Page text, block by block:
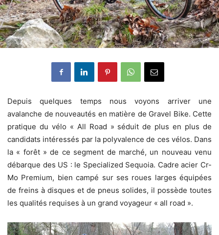
Depuis quelques temps nous voyons arriver une
avalanche de nouveautés en matière de Gravel Bike. Cette
pratique du vélo « All Road » séduit de plus en plus de
candidats intéressés par la polyvalence de ces vélos. Dans
la « forêt » de ce segment de marché, un nouveau venu
débarque des US : le Specialized Sequoia. Cadre acier Cr-
Mo Premium, bien campé sur ses roues larges équipées
de freins à disques et de pneus solides, il possède toutes
les qualités requises à un grand voyageur « all road ».